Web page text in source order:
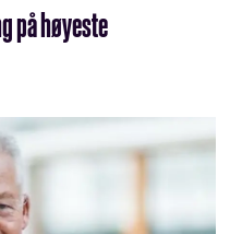
på høyeste